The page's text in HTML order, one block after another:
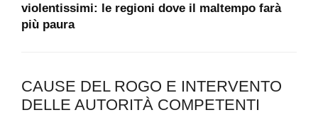
violentissimi: le regioni dove il maltempo farà
più paura
CAUSE DEL ROGO E INTERVENTO
DELLE AUTORITÀ COMPETENTI